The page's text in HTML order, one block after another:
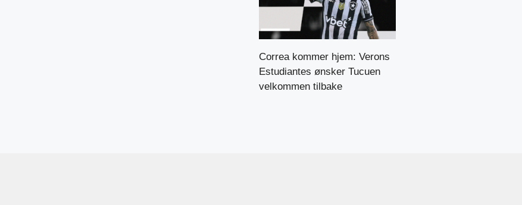
Correa kommer hjem: Verons
Estudiantes ønsker Tucuen
velkommen tilbake